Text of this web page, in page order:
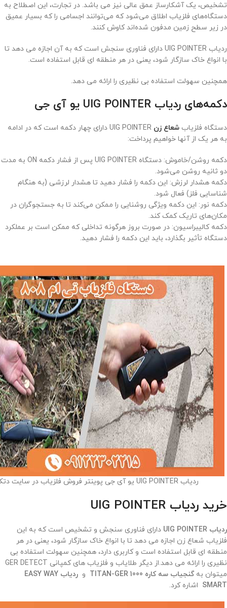
تشخیص، یک آشکارساز عمق عالی نیز می باشد. در تجارت، این اصطلاح به
دستگاه‌های فلزیاب اطلاق می‌شود که می‌توانند اجسامی را که بسیار عمیق
در زیر سطح زمین مدفون شده‌اند کاوش کنند.
ردیاب UIG POINTER دارای فناوری سنجش است که به آن اجازه می دهد تا
با انواع خاک سازگار شود، یعنی در هر منطقه ای قابل استفاده است.
همچنین سهولت استفاده بی نظیری را ارائه می دهد.
دکمه‌های ردیاب UIG POINTER یو آی جی
دستگاه فلزیاب شعاع زن
UIG POINTER دارای چهار دکمه است که در ادامه
به هر یک از آنها خواهیم پرداخت:
دکمه روشن/خاموش: دستگاه UIG POINTER پس از فشار دکمه ON به مدت
دو ثانیه روشن می‌شود.
دکمه هشدار لرزش: این دکمه را فشار دهید تا هشدار لرزشی (به هنگام
شناسایی فلز) فعال شود.
دکمه نور: این دکمه ویژگی روشنایی را ممکن می‌کند تا به جستجوگران در
مکان‌های تاریک کمک کند.
دکمه کالیبراسیون: در صورت بروز هرگونه تداخلی که ممکن است بر عملکرد
دستگاه تأثیر بگذارد، باید این دکمه را فشار دهید.
ردیاب UIG POINTER یو آی جی پوینتر فروش فلزیاب در سایت دتکتاک
خرید ردیاب UIG POINTER
ردیاب UIG POINTER
دارای فناوری سنجش و تشخیص است که به این
فلزیاب شعاع زن اجازه می دهد تا با انواع خاک سازگار شود، یعنی در هر
منطقه ای قابل استفاده است و کاربری دارد، همچنین سهولت استفاده بی
نظیری را ارائه می دهد.از دیگر طلایاب و فلزیاب های کمپانی GER DETECT
میتوان به گنجیاب سه کاره TITAN-GER 1000 و
ردیاب EASY WAY
SMART اشاره کرد.